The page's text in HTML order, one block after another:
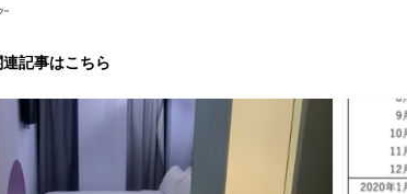
-
連記事はこちら